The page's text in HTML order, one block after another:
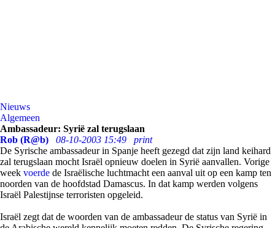
Nieuws
Algemeen
Ambassadeur: Syrië zal terugslaan
Rob (R@b)
08-10-2003 15:49
print
De Syrische ambassadeur in Spanje heeft gezegd dat zijn land keihard
zal terugslaan mocht Israël opnieuw doelen in Syrië aanvallen. Vorige
week voerde de Israëlische luchtmacht een aanval uit op een kamp ten
noorden van de hoofdstad Damascus. In dat kamp werden volgens
Israël Palestijnse terroristen opgeleid.
Israël zegt dat de woorden van de ambassadeur de status van Syrië in